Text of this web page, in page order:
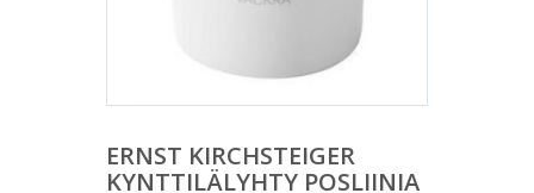
ERNST KIRCHSTEIGER
KYNTTILÄLYHTY POSLIINIA